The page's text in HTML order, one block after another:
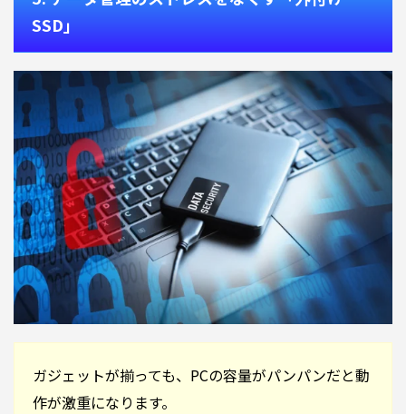
SSD」
ガジェットが揃っても、PCの容量がパンパンだと動
作が激重になります。